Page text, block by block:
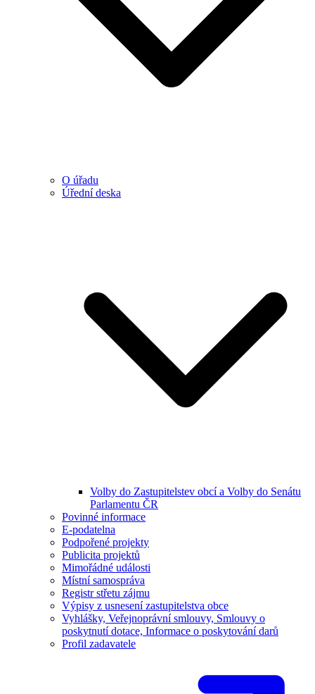
O úřadu
Úřední deska
Volby do Zastupitelstev obcí a Volby do Senátu
Parlamentu ČR
Povinné informace
E-podatelna
Podpořené projekty
Publicita projektů
Mimořádné události
Místní samospráva
Registr střetu zájmu
Výpisy z usnesení zastupitelstva obce
Vyhlášky, Veřejnoprávní smlouvy, Smlouvy o
poskytnutí dotace, Informace o poskytování darů
Profil zadavatele